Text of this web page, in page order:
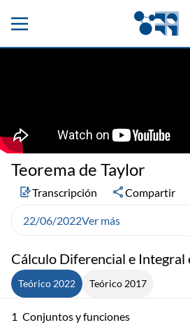
Cálculo Diferencial e Integral
Teórico 2022 Teórico 2017
1 Conjuntos y funciones
Teorema de Taylor
Transcripción Compartir
22/06/2022Ver más